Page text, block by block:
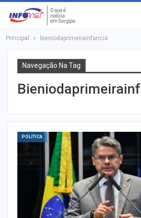
Principal bieniodaprimeirainfancia
Navegação Na Tag
POLÍTICA